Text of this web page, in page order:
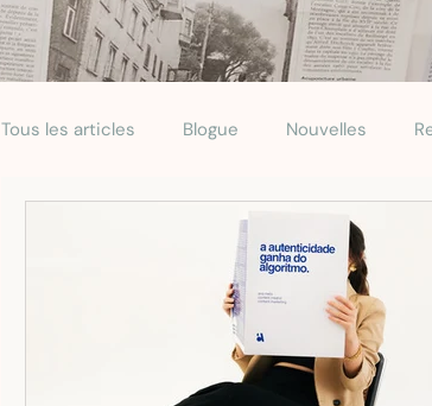
Tous les articles Blogue Nouvelles